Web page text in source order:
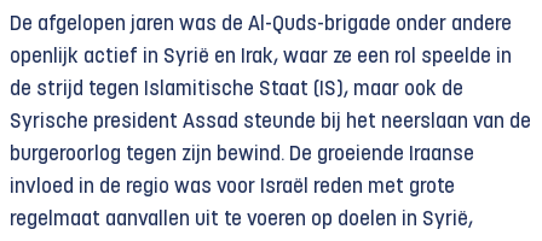
De afgelopen jaren was de Al-Quds-brigade onder andere
openlijk actief in Syrië en Irak, waar ze een rol speelde in
de strijd tegen Islamitische Staat (IS), maar ook de
Syrische president Assad steunde bij het neerslaan van de
burgeroorlog tegen zijn bewind. De groeiende Iraanse
invloed in de regio was voor Israël reden met grote
regelmaat aanvallen uit te voeren op doelen in Syrië,